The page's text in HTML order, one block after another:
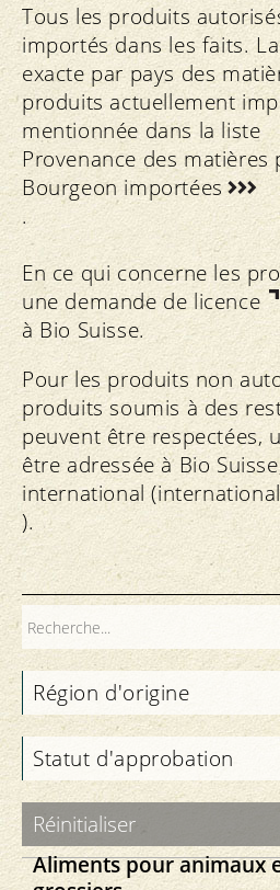
Tous les produits
importés dans les faits.
exacte par pays des
produits actuellement
mentionnée dans la liste
Provenance des matières
Bourgeon importées
.
En ce qui concerne les
une demande de licence
à Bio Suisse.
Pour les produits non
produits soumis à des
peuvent être respectées,
être adressée à Bio
international (
).
Région d'origine
Statut d'approbation
Réinitialiser
Aliments pour animaux